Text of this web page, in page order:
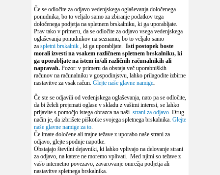
Če se odločite za odjavo vedenjskega oglaševanja določenega
ponudnika, bo to veljalo samo za zbiranje podatkov tega
določenega podjetja na spletnem brskalniku, ki ga uporabljate.
Prav tako v primeru, da se odločite za odjavo vsega vedenjskega
oglaševanja ponudnikov na seznamu, bo to veljalo samo
za spletni brskalnik , ki ga uporabljate. Isti postopek boste
morali izvesti na vsakem različnem spletnem brskalniku, ki
ga uporabljate na istem in/ali različnih računalnikih ali
napravah. Pozor: v primeru da obstaja več uporabniških
računov na računalniku v gospodinjstvu, lahko prilagodite izbirne
nastavitve za vsak račun. Glejte naše glavne namige.
Če ste se odjavili od vedenjskega oglaševanja, nato pa se odločite,
da bi želeli prejemati oglase v skladu z vašimi interesi, se lahko
prijavite s pomočjo istega obrazca na naši strani za odjavo. Drug
način je, da izbrišete piškotke svojega spletnega brskalnika. Glejte
naše glavne namige za to.
Če imate določene ali trajne težave z uporabo naše strani za
odjavo, glejte spodnje napotke.
Obstajajo številni dejavniki, ki lahko vplivajo na delovanje strani
za odjavo, na katere ne moremo vplivati. Med njimi so težave z
vašo internetno povezavo, zavarovanje omrežja podjetja ali
nastavitve spletnega brskalnika.